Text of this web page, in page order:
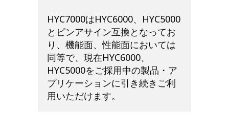
HYC7000はHYC6000、HYC5000
とピンアサイン互換となってお
り、機能面、性能面においては
同等で、現在HYC6000、
HYC5000をご採用中の製品・ア
プリケーションに引き続きご利
用いただけます。